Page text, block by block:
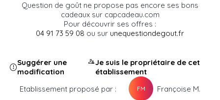
Question de goût ne propose pas encore ses bons
cadeaux sur capcadeau.com
Pour découvrir ses offres :
04 91 73 59 08 ou sur unequestiondegout.fr
Suggérer une
modification
Je suis le propriétaire de cet
établissement
Etablissement proposé par :
FM Françoise M.